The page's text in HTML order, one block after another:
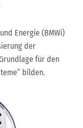
Energie (BMWi)
der
für den
bilden.